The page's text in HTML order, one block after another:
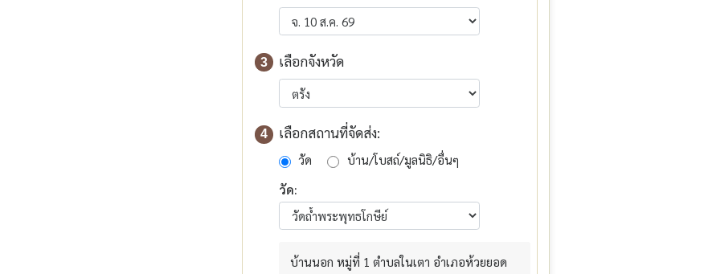
3 เลือกจังหวัด
4 เลือกสถานที่จัดส่ง:
วัด
บ้าน/โบสถ์/มูลนิธิ/อื่นๆ
วัด:
บ้านนอก หมู่ที่ 1 ตำบลในเตา อำเภอห้วยยอด